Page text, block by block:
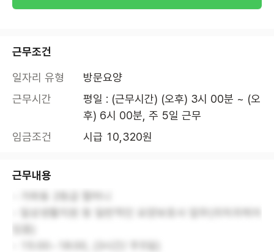
근무조건
일자리 유형
방문요양
근무시간
평일 : (근무시간) (오후) 3시 00분 ~ (오
후) 6시 00분, 주 5일 근무
임금조건
시급 10,320원
근무내용